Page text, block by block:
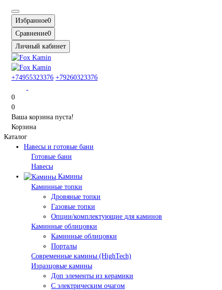
Избранное0
Сравнение0
Личный кабинет
+74955323376 +79260323376
0
0
Ваша корзина пуста!
Корзина
Каталог
Навесы и готовые бани
Готовые бани
Навесы
Камины
Каминные топки
Дровяные топки
Газовые топки
Опции/комплектующие для каминов
Каминные облицовки
Каминные облицовки
Порталы
Современные камины (HighTech)
Изразцовые камины
Доп элементы из керамики
С электрическим очагом